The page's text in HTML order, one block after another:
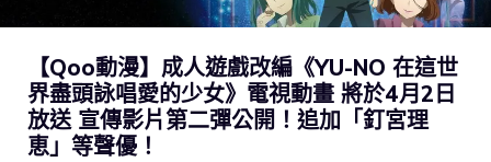
【Qoo動漫】成人遊戲改編《YU-NO 在這世
界盡頭詠唱愛的少女》電視動畫 將於4月2日
放送 宣傳影片第二彈公開！追加「釘宮理
恵」等聲優！